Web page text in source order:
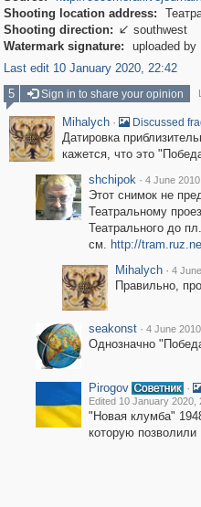
Shooting location address:
Shooting direction:  southwest
Watermark signature:
uploaded by
Last edit 10 January 2020, 22:42
5
Sign in to share your opinion
Mihalych · Discussed
Датировка
кажется, что это
shchipok · 4 June
Этот снимок не
Театральному
Театрального до
см. http://
Mihalych · 4
Правильно,
seakonst · 4 June
Однозначно
Pirogov ·
Edited 10 January 2020,
"Новая клумба"
которую